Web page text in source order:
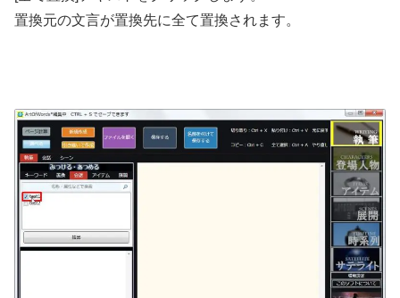
置換元の文言が置換先に全て置換されます。